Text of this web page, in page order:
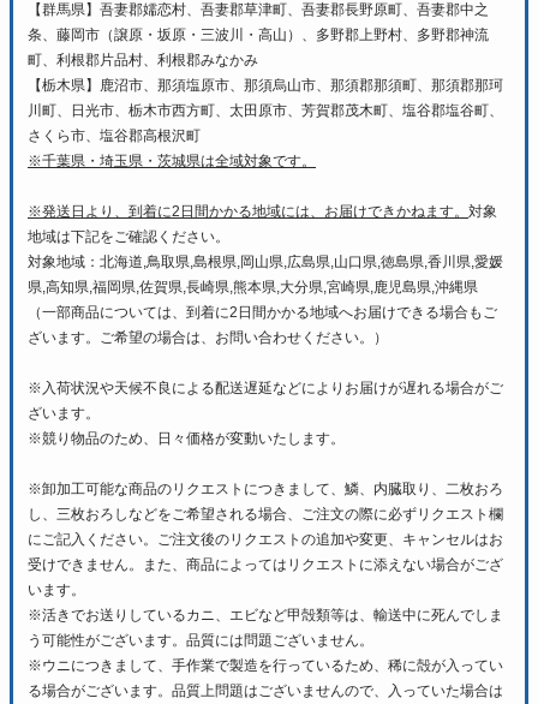
【群馬県】吾妻郡嬬恋村、吾妻郡草津町、吾妻郡長野原町、吾妻郡中之
条、藤岡市（譲原・坂原・三波川・高山）、多野郡上野村、多野郡神流
町、利根郡片品村、利根郡みなかみ
【栃木県】鹿沼市、那須塩原市、那須烏山市、那須郡那須町、那須郡那珂
川町、日光市、栃木市西方町、太田原市、芳賀郡茂木町、塩谷郡塩谷町、
さくら市、塩谷郡高根沢町
※千葉県・埼玉県・茨城県は全域対象です。
※発送日より、到着に2日間かかる地域には、お届けできかねます。 対象
地域は下記をご確認ください。
対象地域：北海道,鳥取県,島根県,岡山県,広島県,山口県,徳島県,香川県,愛媛
県,高知県,福岡県,佐賀県,長崎県,熊本県,大分県,宮崎県,鹿児島県,沖縄県
（一部商品については、到着に2日間かかる地域へお届けできる場合もご
ざいます。ご希望の場合は、お問い合わせください。）
※入荷状況や天候不良による配送遅延などによりお届けが遅れる場合がご
ざいます。
※競り物品のため、日々価格が変動いたします。
※卸加工可能な商品のリクエストにつきまして、鱗、内臓取り、二枚おろ
し、三枚おろしなどをご希望される場合、ご注文の際に必ずリクエスト欄
にご記入ください。ご注文後のリクエストの追加や変更、キャンセルはお
受けできません。また、商品によってはリクエストに添えない場合がござ
います。
※活きでお送りしているカニ、エビなど甲殻類等は、輸送中に死んでしま
う可能性がございます。品質には問題ございません。
※ウニにつきまして、手作業で製造を行っているため、稀に殻が入ってい
る場合がございます。品質上問題はございませんので、入っていた場合は